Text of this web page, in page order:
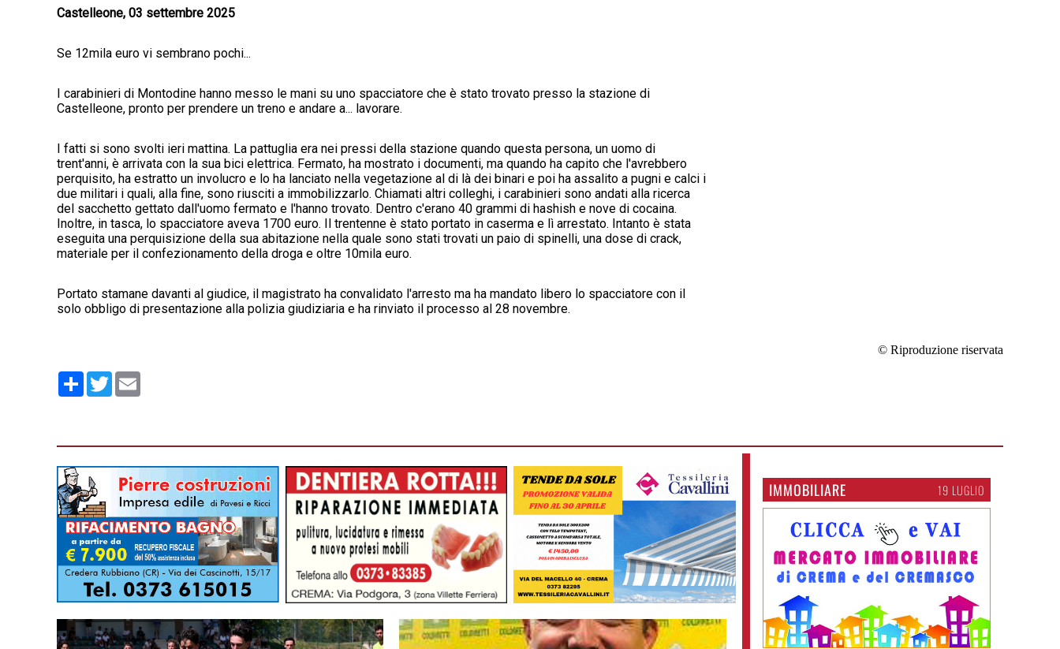
Castelleone, 03 settembre 2025
Se 12mila euro vi sembrano pochi...
I carabinieri di Montodine hanno messo le mani su uno spacciatore che è stato trovato presso la stazione di
Castelleone, pronto per prendere un treno e andare a... lavorare.
I fatti si sono svolti ieri mattina. La pattuglia era nei pressi della stazione quando questa persona, un uomo di
trent'anni, è arrivata con la sua bici elettrica. Fermato, ha mostrato i documenti, ma quando ha capito che l'avrebbero
perquisito, ha estratto un involucro e lo ha lanciato nella vegetazione al di là dei binari e poi ha assalito a pugni e calci i
due militari i quali, alla fine, sono riusciti a immobilizzarlo. Chiamati altri colleghi, i carabinieri sono andati alla ricerca
del sacchetto gettato dall'uomo fermato e l'hanno trovato. Dentro c'erano 40 grammi di hashish e nove di cocaina.
Inoltre, in tasca, lo spacciatore aveva 1700 euro. Il trentenne è stato portato in caserma e lì arrestato. Intanto è stata
eseguita una perquisizione della sua abitazione nella quale sono stati trovati un paio di spinelli, una dose di crack,
materiale per il confezionamento della droga e oltre 10mila euro.
Portato stamane davanti al giudice, il magistrato ha convalidato l'arresto ma ha mandato libero lo spacciatore con il
solo obbligo di presentazione alla polizia giudiziaria e ha rinviato il processo al 28 novembre.
© Riproduzione riservata
Condividi
Twitter
IMMOBILIARE 19 LUGLIO